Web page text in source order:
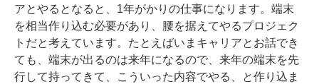
アとやるとなると、1年がかりの仕事になります。端末
を相当作り込む必要があり、腰を据えてやるプロジェク
トだと考えています。たとえばいまキャリアとお話でき
ても、端末が出るのは来年になるので、来年の端末を先
行して持ってきて、こういった内容でやる、と作り込ま